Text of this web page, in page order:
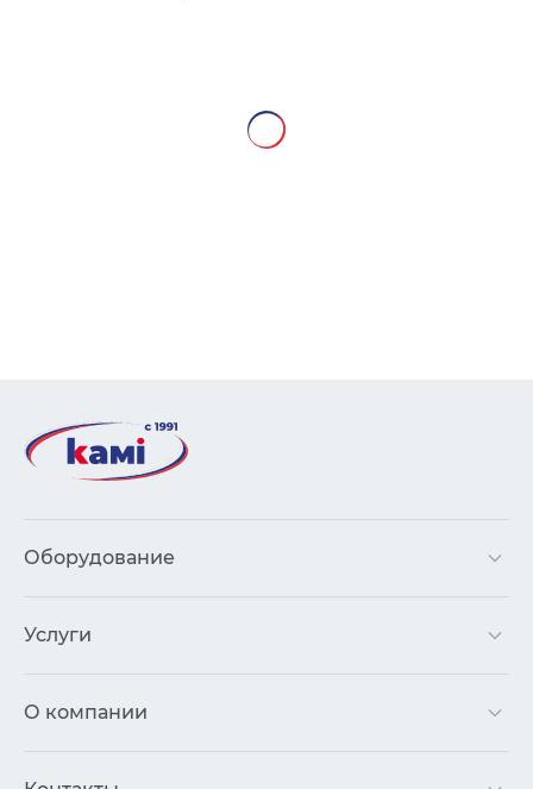
Оборудование
Услуги
О компании